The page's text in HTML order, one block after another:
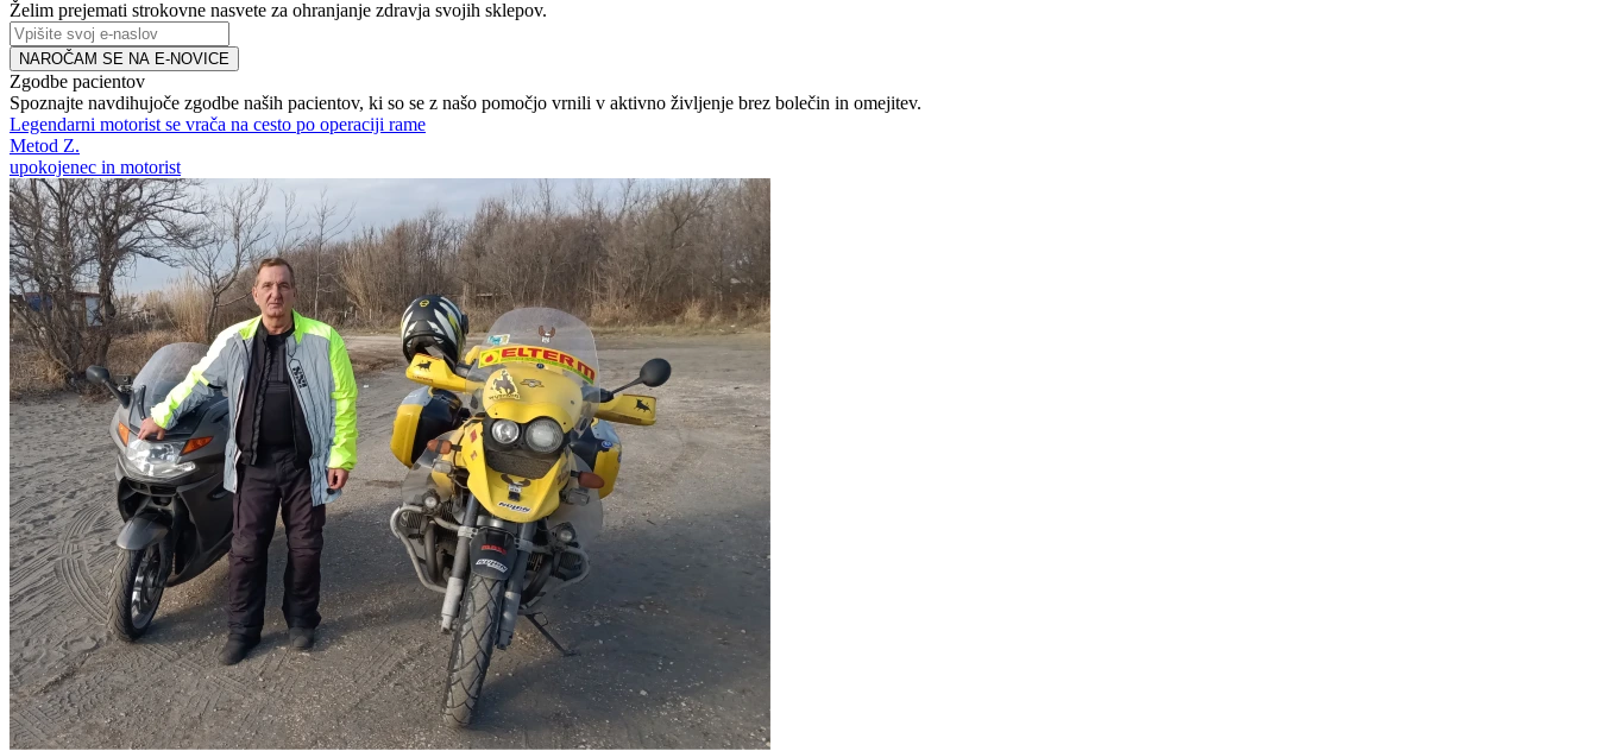
Želim prejemati strokovne nasvete za ohranjanje zdravja svojih sklepov.
NAROČAM SE NA E-NOVICE
Zgodbe pacientov
Spoznajte navdihujoče zgodbe naših pacientov, ki so se z našo pomočjo vrnili v aktivno življenje brez bolečin in omejitev.
Legendarni motorist se vrača na cesto po operaciji rame
Metod Z.
upokojenec in motorist